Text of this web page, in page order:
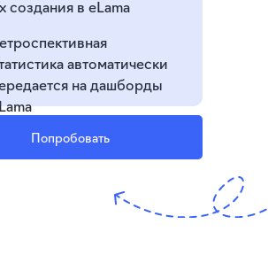
создания в eLama
автоматически
на дашборды
Попробовать